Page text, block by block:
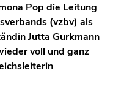
Pop die Leitung
(vzbv) als
Jutta Gurkmann
voll und ganz